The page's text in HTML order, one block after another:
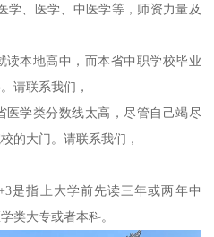
学、医学、中医学等，师资力量及
读本地高中，而本省中职学校毕业
请联系我们，
医学类分数线太高，尽管自己竭尽
的大门。请联系我们，
是指上大学前先读三年或两年中
类大专或者本科。